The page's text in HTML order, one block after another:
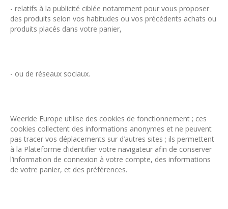
- relatifs à la publicité ciblée notamment pour vous proposer
des produits selon vos habitudes ou vos précédents achats ou
produits placés dans votre panier,
- ou de réseaux sociaux.
Weeride Europe utilise des cookies de fonctionnement ; ces
cookies collectent des informations anonymes et ne peuvent
pas tracer vos déplacements sur d’autres sites ; ils permettent
à la Plateforme d’identifier votre navigateur afin de conserver
l’information de connexion à votre compte, des informations
de votre panier, et des préférences.